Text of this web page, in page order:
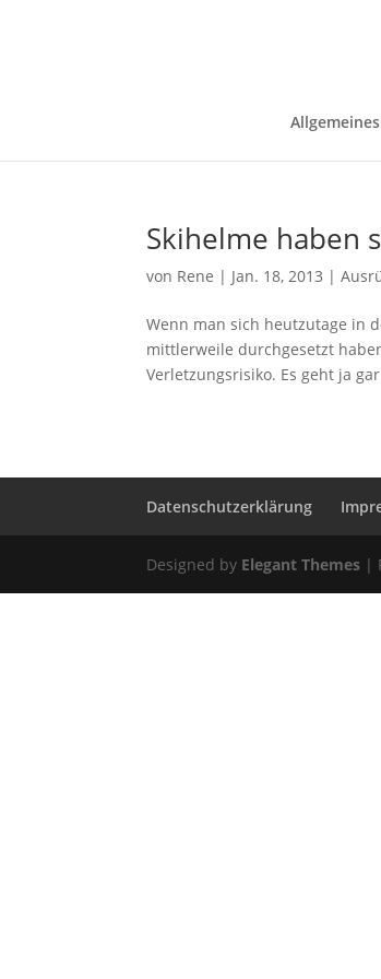
Allgemeines
Skihelme haben
von Rene | Jan. 18, 2013 |
Wenn man sich heutzutage in
mittlerweile durchgesetzt
Verletzungsrisiko. Es geht ja
Datenschutzerklärung
Designed by Elegant Themes |